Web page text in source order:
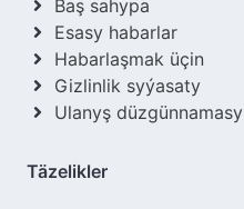
Baş sahypa
Esasy habarlar
Habarlaşmak üçin
Gizlinlik syýasaty
Ulanyş düzgünnamasy
Täzelikler